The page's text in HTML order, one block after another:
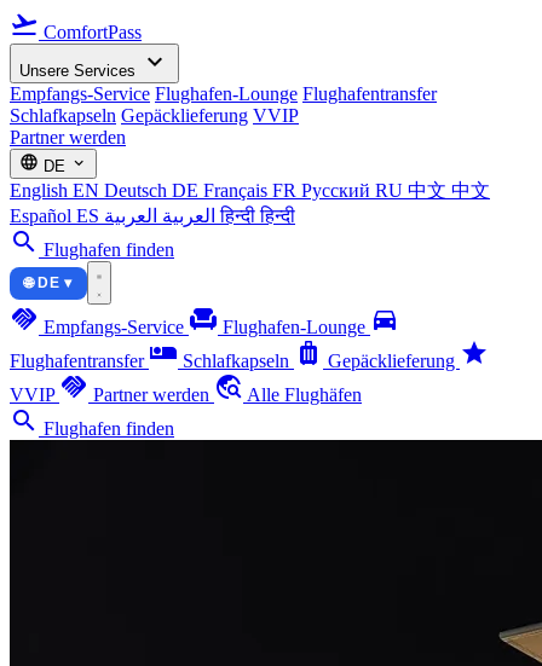
flight_takeoff ComfortPass
Unsere Services expand_more
Empfangs-Service Flughafen-Lounge Flughafentransfer
Schlafkapseln Gepäcklieferung VVIP
Partner werden
language DE expand_more
English EN Deutsch DE Français FR Русский RU 中文 中文
Español ES العربية العربية हिन्दीहिन्दी
search Flughafen finden
🌐 DE ▾
handshake Empfangs-Service chair Flughafen-Lounge directions_car
Flughafentransfer airline_seat_individual_suite Schlafkapseln luggage Gepäcklieferung star
VVIP handshake Partner werden travel_explore Alle Flughäfen
search Flughafen finden